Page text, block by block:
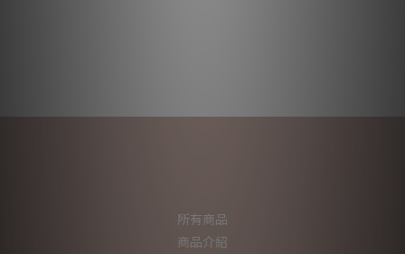
所有商品
商品介紹